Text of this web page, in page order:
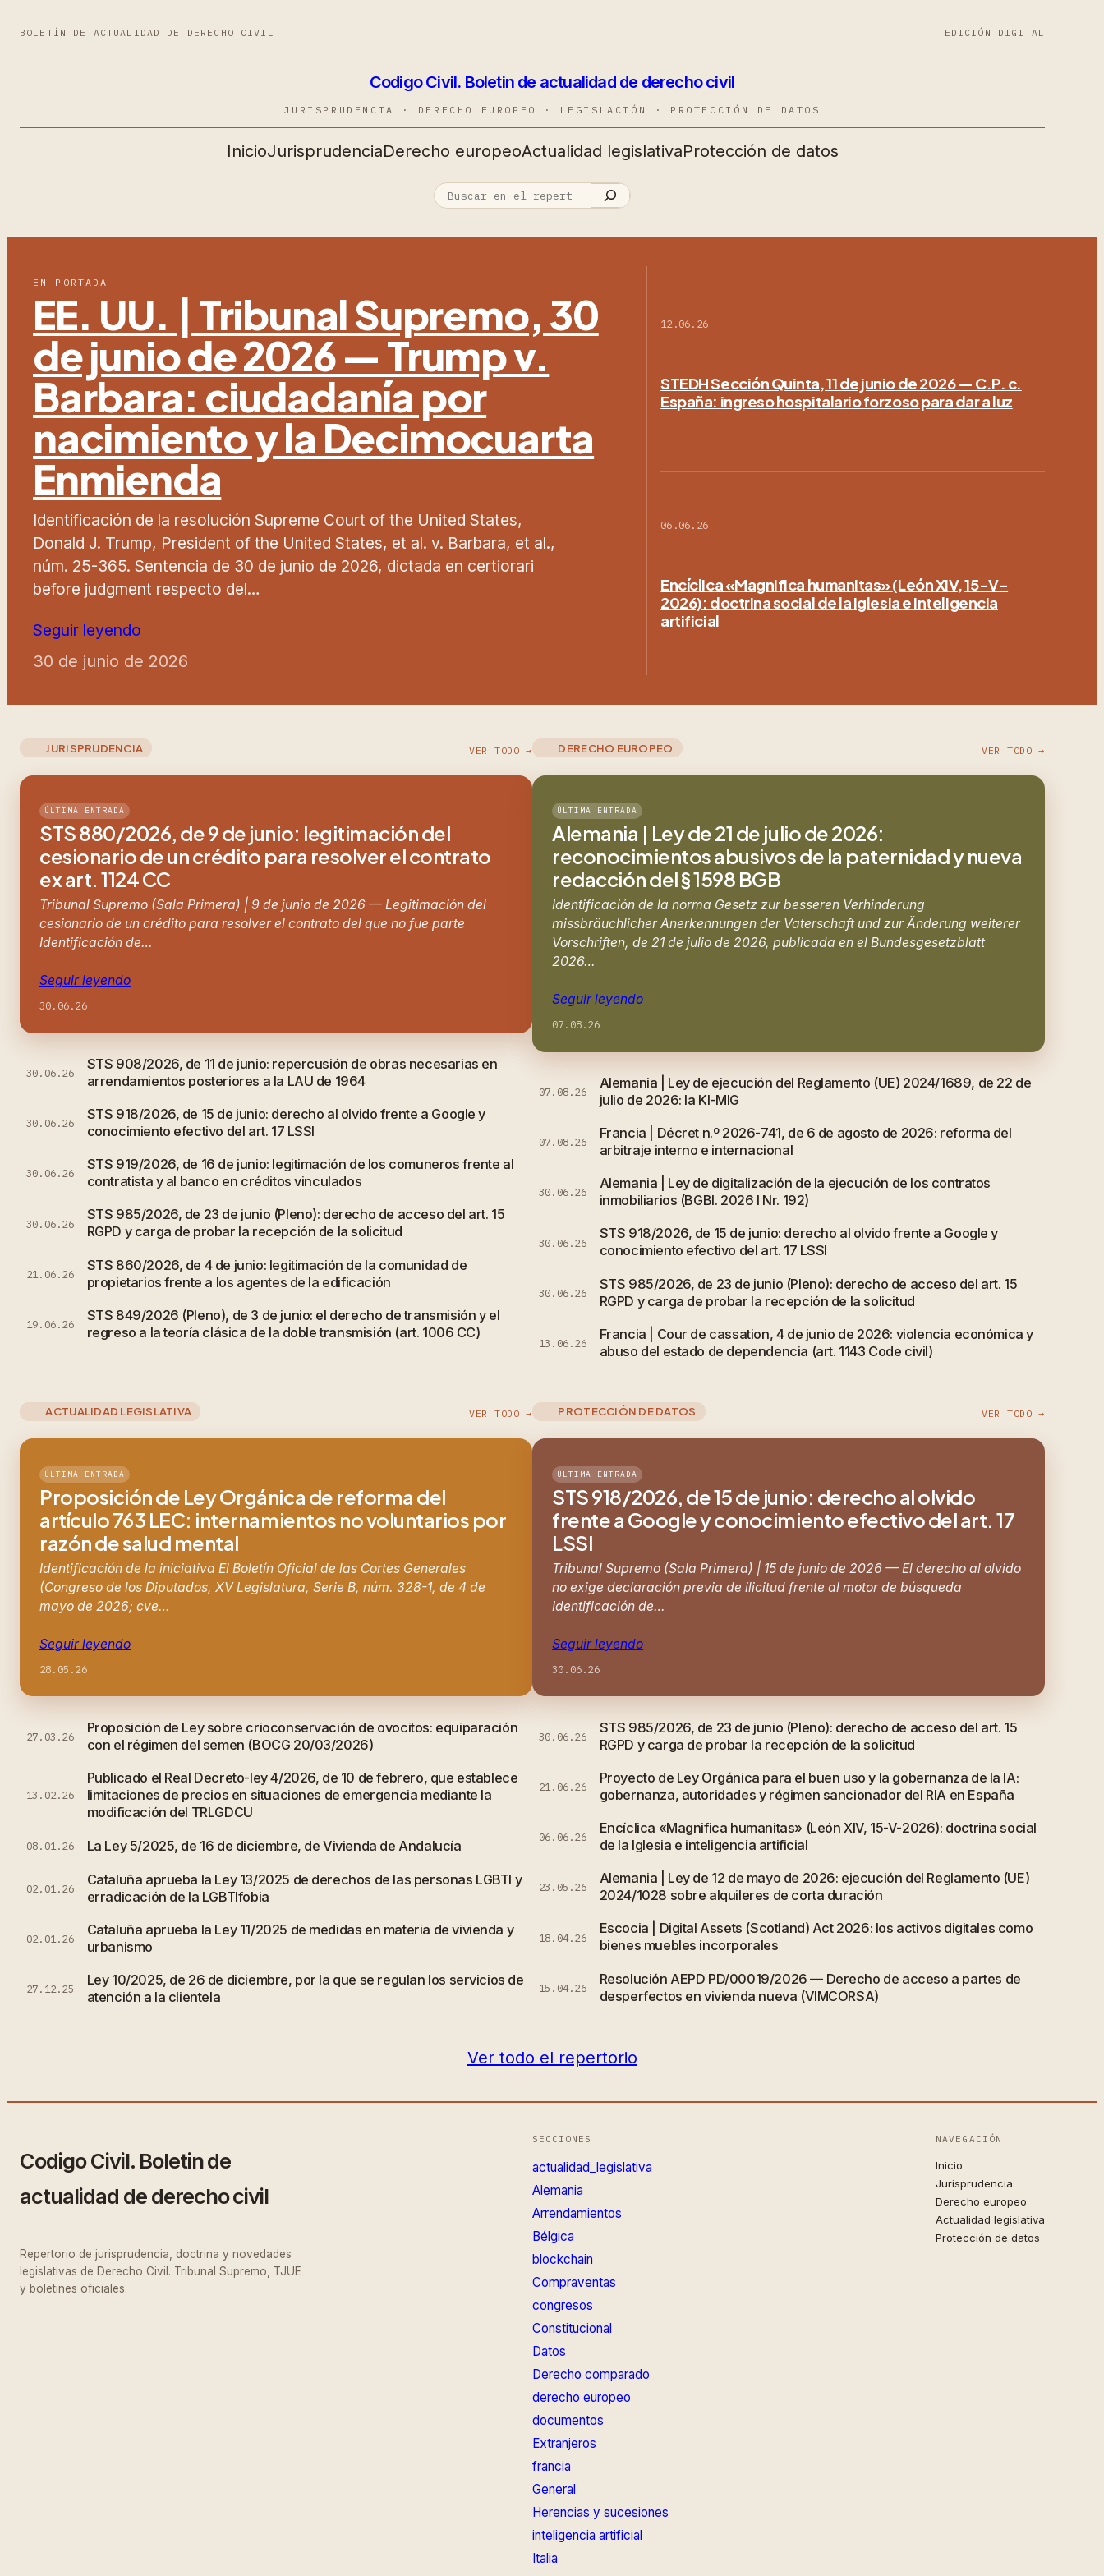
BOLETÍN DE ACTUALIDAD DE DERECHO CIVIL EDICIÓN DIGITAL
Codigo Civil. Boletin de actualidad de derecho civil
JURISPRUDENCIA · DERECHO EUROPEO · LEGISLACIÓN · PROTECCIÓN DE DATOS
InicioJurisprudenciaDerecho europeoActualidad legislativaProtección de datos
EN PORTADA
EE. UU. | Tribunal Supremo, 30
de junio de 2026 — Trump v.
Barbara: ciudadanía por
nacimiento y la Decimocuarta
Enmienda
Identificación de la resolución Supreme Court of the United States,
Donald J. Trump, President of the United States, et al. v. Barbara, et al.,
núm. 25-365. Sentencia de 30 de junio de 2026, dictada en certiorari
before judgment respecto del…
Seguir leyendo
30 de junio de 2026
12.06.26
STEDH Sección Quinta, 11 de junio de 2026 — C.P. c.
España: ingreso hospitalario forzoso para dar a luz
06.06.26
Encíclica «Magnifica humanitas» (León XIV, 15-V-
2026): doctrina social de la Iglesia e inteligencia
artificial
JURISPRUDENCIA VER TODO →
ÚLTIMA ENTRADA
STS 880/2026, de 9 de junio: legitimación del
cesionario de un crédito para resolver el contrato
ex art. 1124 CC
Tribunal Supremo (Sala Primera) | 9 de junio de 2026 — Legitimación del
cesionario de un crédito para resolver el contrato del que no fue parte
Identificación de…
Seguir leyendo
30.06.26
30.06.26
STS 908/2026, de 11 de junio: repercusión de obras necesarias en
arrendamientos posteriores a la LAU de 1964
30.06.26
STS 918/2026, de 15 de junio: derecho al olvido frente a Google y
conocimiento efectivo del art. 17 LSSI
30.06.26
STS 919/2026, de 16 de junio: legitimación de los comuneros frente al
contratista y al banco en créditos vinculados
30.06.26
STS 985/2026, de 23 de junio (Pleno): derecho de acceso del art. 15
RGPD y carga de probar la recepción de la solicitud
21.06.26
STS 860/2026, de 4 de junio: legitimación de la comunidad de
propietarios frente a los agentes de la edificación
19.06.26
STS 849/2026 (Pleno), de 3 de junio: el derecho de transmisión y el
regreso a la teoría clásica de la doble transmisión (art. 1006 CC)
DERECHO EUROPEO VER TODO →
ÚLTIMA ENTRADA
Alemania | Ley de 21 de julio de 2026:
reconocimientos abusivos de la paternidad y nueva
redacción del § 1598 BGB
Identificación de la norma Gesetz zur besseren Verhinderung
missbräuchlicher Anerkennungen der Vaterschaft und zur Änderung weiterer
Vorschriften, de 21 de julio de 2026, publicada en el Bundesgesetzblatt
2026…
Seguir leyendo
07.08.26
07.08.26
Alemania | Ley de ejecución del Reglamento (UE) 2024/1689, de 22 de
julio de 2026: la KI-MIG
07.08.26
Francia | Décret n.º 2026-741, de 6 de agosto de 2026: reforma del
arbitraje interno e internacional
30.06.26
Alemania | Ley de digitalización de la ejecución de los contratos
inmobiliarios (BGBl. 2026 I Nr. 192)
30.06.26
STS 918/2026, de 15 de junio: derecho al olvido frente a Google y
conocimiento efectivo del art. 17 LSSI
30.06.26
STS 985/2026, de 23 de junio (Pleno): derecho de acceso del art. 15
RGPD y carga de probar la recepción de la solicitud
13.06.26
Francia | Cour de cassation, 4 de junio de 2026: violencia económica y
abuso del estado de dependencia (art. 1143 Code civil)
ACTUALIDAD LEGISLATIVA VER TODO →
ÚLTIMA ENTRADA
Proposición de Ley Orgánica de reforma del
artículo 763 LEC: internamientos no voluntarios por
razón de salud mental
Identificación de la iniciativa El Boletín Oficial de las Cortes Generales
(Congreso de los Diputados, XV Legislatura, Serie B, núm. 328-1, de 4 de
mayo de 2026; cve…
Seguir leyendo
28.05.26
27.03.26
Proposición de Ley sobre crioconservación de ovocitos: equiparación
con el régimen del semen (BOCG 20/03/2026)
13.02.26
Publicado el Real Decreto-ley 4/2026, de 10 de febrero, que establece
limitaciones de precios en situaciones de emergencia mediante la
modificación del TRLGDCU
08.01.26 La Ley 5/2025, de 16 de diciembre, de Vivienda de Andalucía
02.01.26
Cataluña aprueba la Ley 13/2025 de derechos de las personas LGBTI y
erradicación de la LGBTIfobia
02.01.26
Cataluña aprueba la Ley 11/2025 de medidas en materia de vivienda y
urbanismo
27.12.25
Ley 10/2025, de 26 de diciembre, por la que se regulan los servicios de
atención a la clientela
PROTECCIÓN DE DATOS VER TODO →
ÚLTIMA ENTRADA
STS 918/2026, de 15 de junio: derecho al olvido
frente a Google y conocimiento efectivo del art. 17
LSSI
Tribunal Supremo (Sala Primera) | 15 de junio de 2026 — El derecho al olvido
no exige declaración previa de ilicitud frente al motor de búsqueda
Identificación de…
Seguir leyendo
30.06.26
30.06.26
STS 985/2026, de 23 de junio (Pleno): derecho de acceso del art. 15
RGPD y carga de probar la recepción de la solicitud
21.06.26
Proyecto de Ley Orgánica para el buen uso y la gobernanza de la IA:
gobernanza, autoridades y régimen sancionador del RIA en España
06.06.26
Encíclica «Magnifica humanitas» (León XIV, 15-V-2026): doctrina social
de la Iglesia e inteligencia artificial
23.05.26
Alemania | Ley de 12 de mayo de 2026: ejecución del Reglamento (UE)
2024/1028 sobre alquileres de corta duración
18.04.26
Escocia | Digital Assets (Scotland) Act 2026: los activos digitales como
bienes muebles incorporales
15.04.26
Resolución AEPD PD/00019/2026 — Derecho de acceso a partes de
desperfectos en vivienda nueva (VIMCORSA)
Ver todo el repertorio
Codigo Civil. Boletin de
actualidad de derecho civil
Repertorio de jurisprudencia, doctrina y novedades
legislativas de Derecho Civil. Tribunal Supremo, TJUE
y boletines oficiales.
SECCIONES
actualidad_legislativa
Alemania
Arrendamientos
Bélgica
blockchain
Compraventas
congresos
Constitucional
Datos
Derecho comparado
derecho europeo
documentos
Extranjeros
francia
General
Herencias y sucesiones
inteligencia artificial
Italia
NAVEGACIÓN
Inicio
Jurisprudencia
Derecho europeo
Actualidad legislativa
Protección de datos